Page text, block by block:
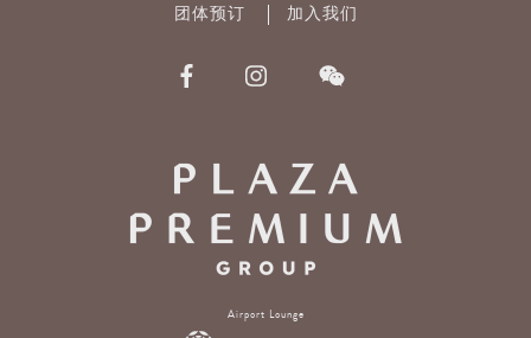
团体预订 加入我们
Airport Lounge